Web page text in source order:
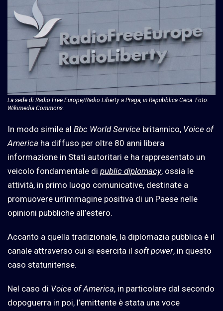
La sede di Radio Free Europe/Radio Liberty a Praga, in Repubblica Ceca. Foto:
Wikimedia Commons.
In modo simile al Bbc World Service britannico, Voice of
America ha diffuso per oltre 80 anni libera
informazione in Stati autoritari e ha rappresentato un
veicolo fondamentale di public diplomacy, ossia le
attività, in primo luogo comunicative, destinate a
promuovere un’immagine positiva di un Paese nelle
opinioni pubbliche all’estero.
Accanto a quella tradizionale, la diplomazia pubblica è il
canale attraverso cui si esercita il soft power, in questo
caso statunitense.
Nel caso di Voice of America, in particolare dal secondo
dopoguerra in poi, l’emittente è stata una voce